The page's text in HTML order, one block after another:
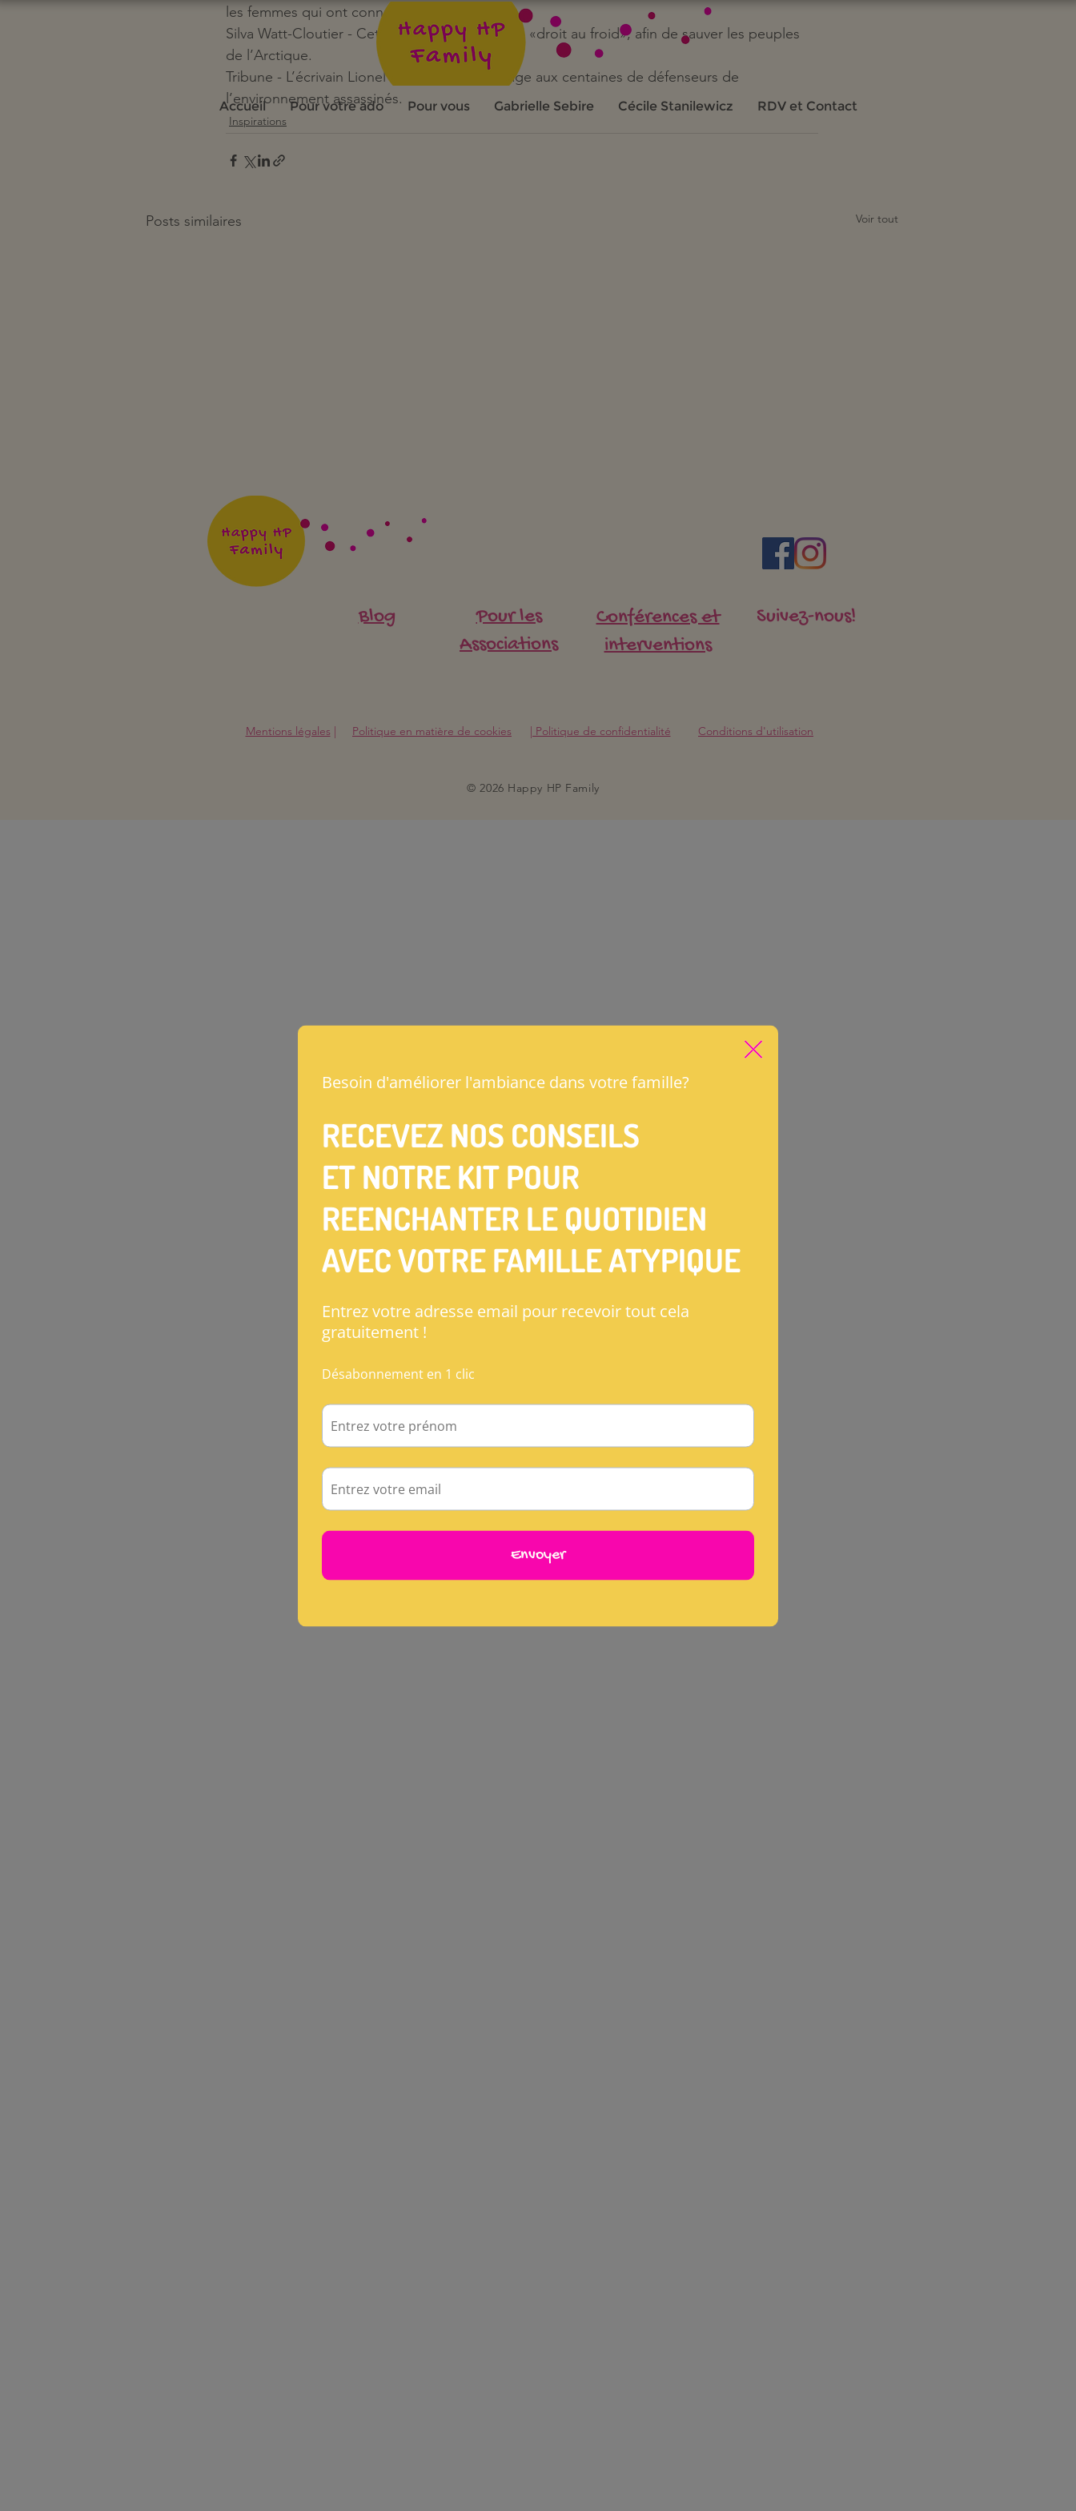
Accueil Pour votre ado Pour vous Gabrielle Sebire Cécile Stanilewicz RDV et Contact
les femmes qui ont connu le même sort.
Silva Watt-Cloutier - Cette Inuite se bat pour le «droit au froid», afin de sauver les peuples
de l’Arctique.
Tribune - L’écrivain Lionel Astruc rend hommage aux centaines de défenseurs de
l’environnement assassinés.
Inspirations
Posts similaires Voir tout
Le test des intelligences
multiples, pour regarder
votre enfant autrement!
Blog
Pour les
Associations
Conférences et
interventions
Suivez-nous!
Mentions légales | Politique en matière de cookies | Politique de confidentialité Conditions d'utilisation
© 2026 Happy HP Family